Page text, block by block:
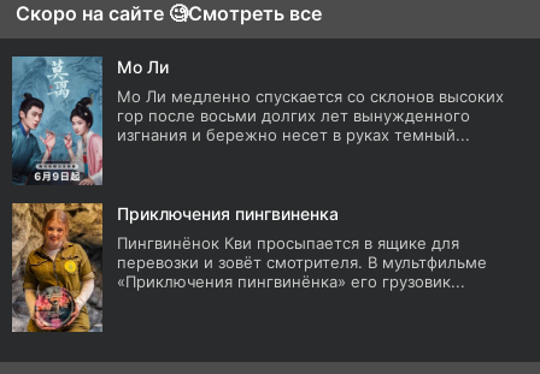
Скоро на сайте 🧐Смотреть все
Мо Ли
Мо Ли медленно спускается со склонов высоких
гор после восьми долгих лет вынужденного
изгнания и бережно несет в руках темный...
Приключения пингвиненка
Пингвинёнок Кви просыпается в ящике для
перевозки и зовёт смотрителя. В мультфильме
«Приключения пингвинёнка» его грузовик...